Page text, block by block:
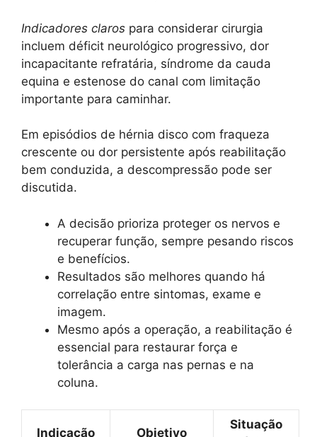
Indicadores claros para considerar cirurgia
incluem déficit neurológico progressivo, dor
incapacitante refratária, síndrome da cauda
equina e estenose do canal com limitação
importante para caminhar.
Em episódios de hérnia disco com fraqueza
crescente ou dor persistente após reabilitação
bem conduzida, a descompressão pode ser
discutida.
A decisão prioriza proteger os nervos e
recuperar função, sempre pesando riscos
e benefícios.
Resultados são melhores quando há
correlação entre sintomas, exame e
imagem.
Mesmo após a operação, a reabilitação é
essencial para restaurar força e
tolerância a carga nas pernas e na
coluna.
Indicação Objetivo
Situação